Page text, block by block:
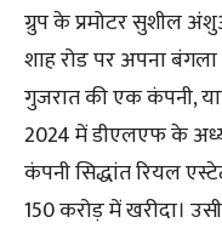
ग्रुप के प्रमोटर सुशील
शाह रोड पर अपना
गुजरात की एक कंपनी,
2024 में डीएलएफ के
कंपनी सिद्धांत रियल
150 करोड़ में खरीदा।